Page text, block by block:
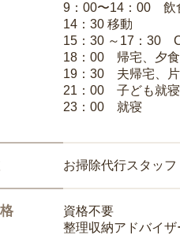
9：00〜14：00 飲
14：30 移動
15：30 ～17：30
18：00 帰宅、夕
19：30 夫帰宅、
21：00 子ども就寝
23：00 就寝
お掃除代行スタッフ
資格不要
整理収納アドバイ